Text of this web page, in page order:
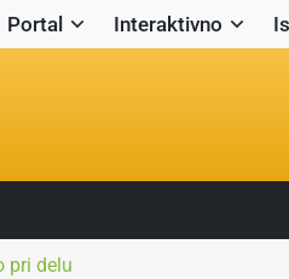
Portal Interaktivno
pri delu